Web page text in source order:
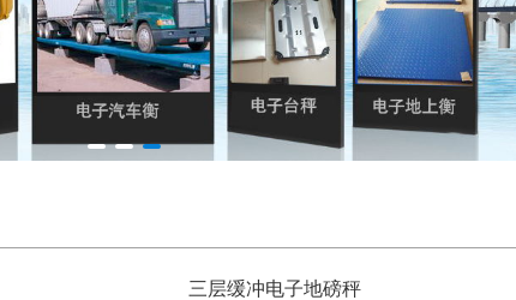
三层缓冲电子地磅秤